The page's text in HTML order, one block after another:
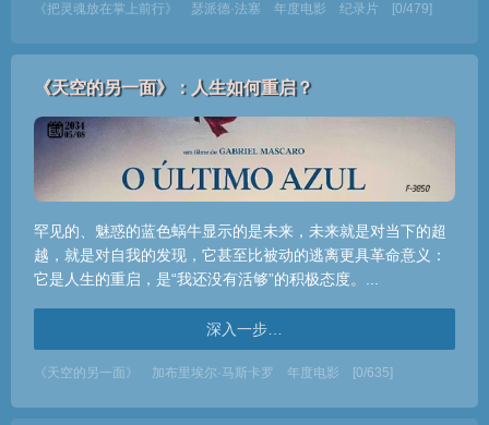
《把灵魂放在掌上前行》 瑟派德·法塞 年度电影 纪录片 [0/479]
《天空的另一面》：人生如何重启？
罕见的、魅惑的蓝色蜗牛显示的是未来，未来就是对当下的超
越，就是对自我的发现，它甚至比被动的逃离更具革命意义：
它是人生的重启，是“我还没有活够”的积极态度。...
深入一步…
《天空的另一面》 加布里埃尔·马斯卡罗 年度电影 [0/635]